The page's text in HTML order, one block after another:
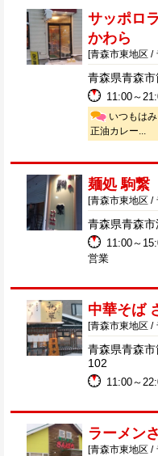
サッポロ
かわら
[青森市東地区 /
青森県青森
11:00～
いつもは
正油カレー...
麺処 駒繋
[青森市東地区 /
青森県青森
11:00～
営業
中華そば
[青森市東地区 /
青森県青森
102
11:00～
ラーメン
[青森市東地区 /